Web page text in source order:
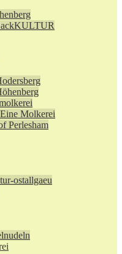
Molkerei
Perlesham
ostallgaeu